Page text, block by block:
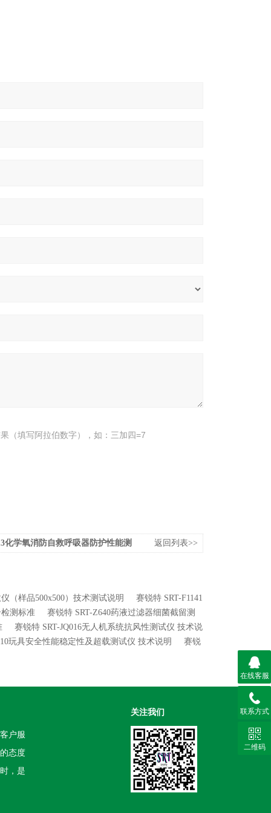
（填写阿拉伯数字），如：三加四=7
化学氧消防自救呼吸器防护性能测 返回列表>>
（样品500x500）技术测试说明
赛锐特 SRT-F1141
测标准
赛锐特 SRT-Z640药液过滤器细菌截留测
赛锐特 SRT-JQ016无人机系统抗风性测试仪 技术说
玩具安全性能稳定性及超载测试仪 技术说明
赛锐
户服
态度
，是
关注我们
在线客服
联系方式
二维码